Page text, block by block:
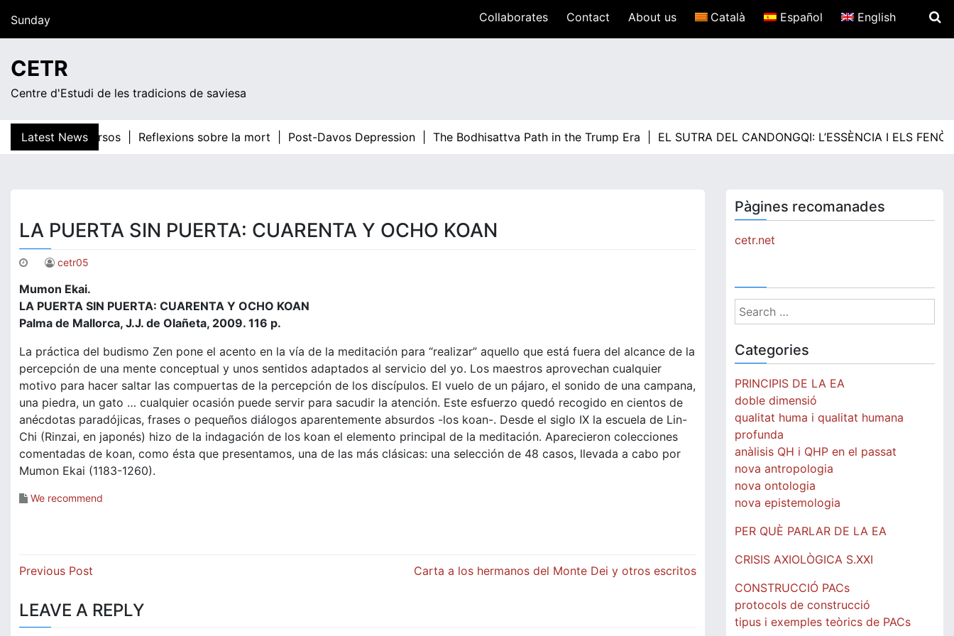
content
Sunday Collaborates Contact About us Català Español English
CETR
Centre d'Estudi de les tradicions de saviesa
Latest News
sus cuarenta versos | Reflexions sobre la mort | Post-Davos Depression | The Bodhisattva Path in the Trump Era | EL SUTRA DEL CANDONGQI: L’ESSÈNCIA I ELS
LA PUERTA SIN PUERTA: CUARENTA Y OCHO KOAN
cetr05
Mumon Ekai.
LA PUERTA SIN PUERTA: CUARENTA Y OCHO KOAN
Palma de Mallorca, J.J. de Olañeta, 2009. 116 p.
La práctica del budismo Zen pone el acento en la vía de la meditación para “realizar” aquello que está fuera del alcance de la
percepción de una mente conceptual y unos sentidos adaptados al servicio del yo. Los maestros aprovechan cualquier
motivo para hacer saltar las compuertas de la percepción de los discípulos. El vuelo de un pájaro, el sonido de una campana,
una piedra, un gato … cualquier ocasión puede servir para sacudir la atención. Este esfuerzo quedó recogido en cientos de
anécdotas paradójicas, frases o pequeños diálogos aparentemente absurdos -los koan-. Desde el siglo IX la escuela de Lin-
Chi (Rinzai, en japonés) hizo de la indagación de los koan el elemento principal de la meditación. Aparecieron colecciones
comentadas de koan, como ésta que presentamos, una de las más clásicas: una selección de 48 casos, llevada a cabo por
Mumon Ekai (1183-1260).
We recommend
Post
Previous Post Carta a los hermanos del Monte Dei y otros escritos
LEAVE A REPLY
Pàgines recomanades
cetr.net
Search
for:
Categories
PRINCIPIS DE LA EA
doble dimensió
qualitat huma i qualitat humana
profunda
anàlisis QH i QHP en el passat
nova antropologia
nova ontologia
nova epistemologia
PER QUÈ PARLAR DE LA EA
CRISIS AXIOLÒGICA S.XXI
CONSTRUCCIÓ PACs
protocols de construcció
tipus i exemples teòrics de PACs